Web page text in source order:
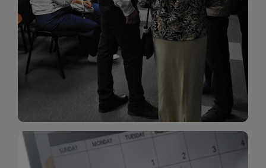
Wystawy
Biblioteka organizuje prezentujące zarówno
sztukę lokalnych twórców, jak i zbiory tematyczne.
W tej sekcji znajdziesz informacje o aktualnych